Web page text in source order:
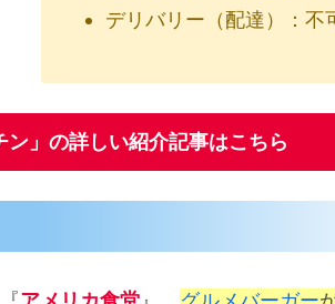
デリバリー（配達）：不
ン」の詳しい紹介記事はこちら